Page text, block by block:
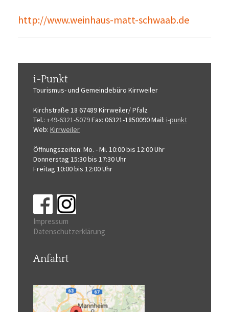
http://www.weinhaus-matt-schwaab.de
i-Punkt
Tourismus-und Gemeindebüro Kirrweiler
Kirchstraße 18 67489 Kirrweiler/ Pfalz
Tel.: +49-6321-5079Fax: 06321-1850090Mail: i-punkt
Web: Kirrweiler
Öffnungszeiten: Mo. - Mi. 10:00 bis 12:00 Uhr
Donnerstag 15:30 bis 17:30 Uhr
Freitag 10:00 bis 12:00 Uhr
Impressum
Datenschutzerklärung
Anfahrt